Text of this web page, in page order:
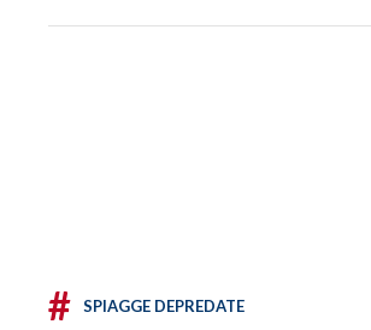
# SPIAGGE DEPREDATE